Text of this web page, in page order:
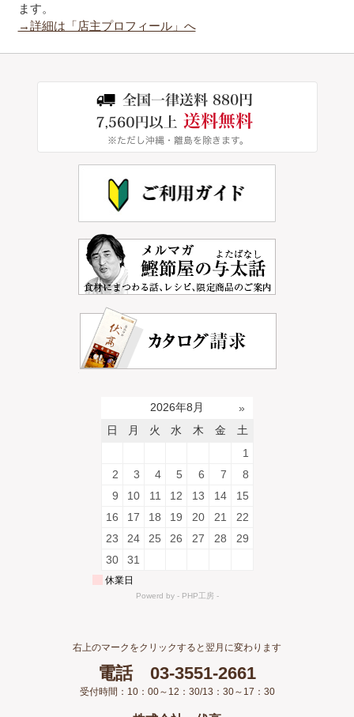
ます。
→詳細は「店主プロフィール」へ
右上のマークをクリックすると翌月に変わります
電話 03-3551-2661
受付時間：10：00～12：30/13：30～17：30